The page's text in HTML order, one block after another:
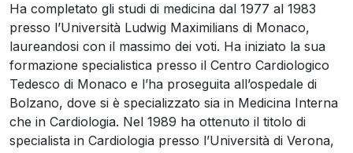
Ha completato gli studi di medicina dal 1977 al 1983
presso l’Università Ludwig Maximilians di Monaco,
laureandosi con il massimo dei voti. Ha iniziato la sua
formazione specialistica presso il Centro Cardiologico
Tedesco di Monaco e l’ha proseguita all’ospedale di
Bolzano, dove si è specializzato sia in Medicina Interna
che in Cardiologia. Nel 1989 ha ottenuto il titolo di
specialista in Cardiologia presso l’Università di Verona,